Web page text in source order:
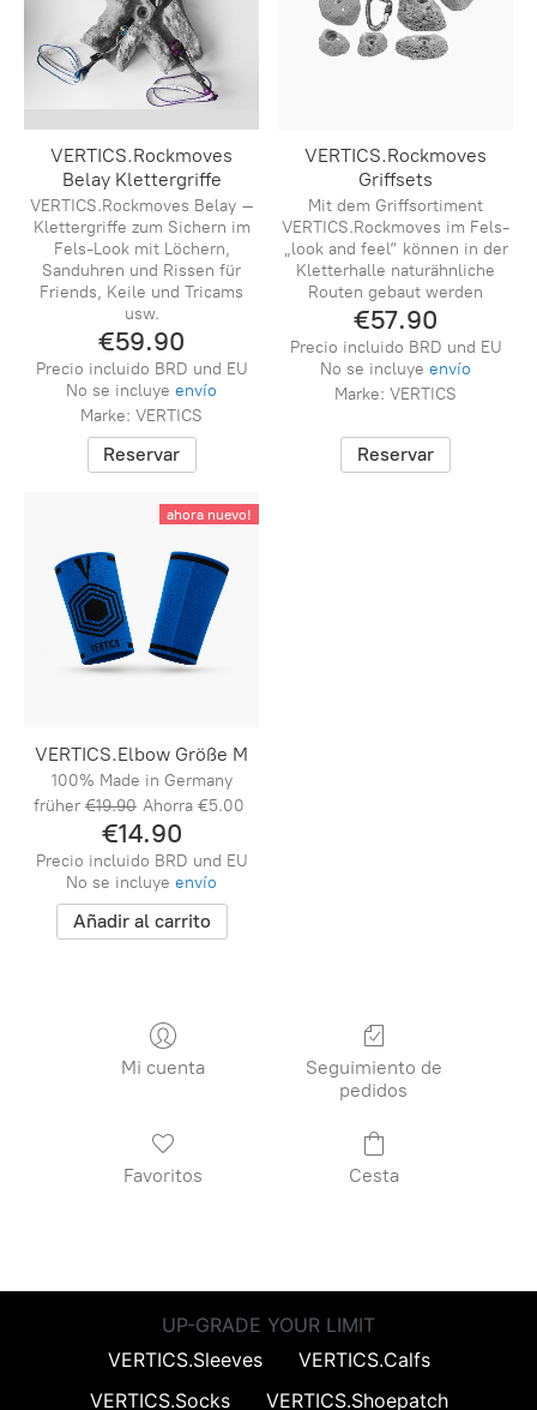
VERTICS.Rockmoves
Belay Klettergriffe
VERTICS.Rockmoves Belay –
Klettergriffe zum Sichern im
Fels-Look mit Löchern,
Sanduhren und Rissen für
Friends, Keile und Tricams
usw.
€59.90
Precio incluido BRD und EU
No se incluyeenvío
Marke: VERTICS
Reservar
VERTICS.Rockmoves
Griffsets
Mit dem Griffsortiment
VERTICS.Rockmoves im Fels-
„look and feel“ können in der
Kletterhalle naturähnliche
Routen gebaut werden
€57.90
Precio incluido BRD und EU
No se incluyeenvío
Marke: VERTICS
Reservar
ahora nuevo!
VERTICS.Elbow Größe M
100% Made in Germany
früher €19.90 Ahorra €5.00
€14.90
Precio incluido BRD und EU
No se incluyeenvío
Añadir al carrito
Mi cuenta
Seguimiento de
pedidos
Favoritos Cesta
UP-GRADE YOUR LIMIT
VERTICS.Sleeves
VERTICS.Calfs
VERTICS.Socks
VERTICS.Shoepatch